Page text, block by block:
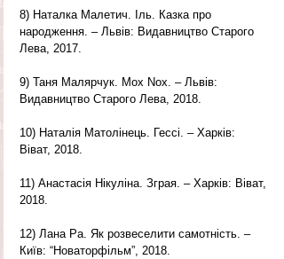
8) Наталка Малетич. Іль. Казка про
народження. – Львів: Видавництво Старого
Лева, 2017.
9) Таня Малярчук. Мох Nox. – Львів:
Видавництво Старого Лева, 2018.
10) Наталія Матолінець. Гессі. – Харків:
Віват, 2018.
11) Анастасія Нікуліна. Зграя. – Харків: Віват,
2018.
12) Лана Ра. Як розвеселити самотність. –
Київ: “Новаторфільм”, 2018.